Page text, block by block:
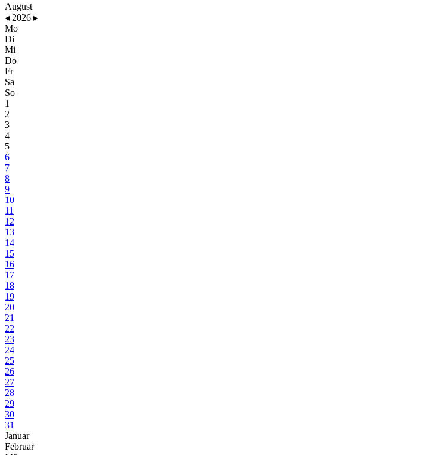
August
◂ 2026 ▸
Mo
Di
Mi
Do
Fr
Sa
So
1
2
3
4
5
6
7
8
9
10
11
12
13
14
15
16
17
18
19
20
21
22
23
24
25
26
27
28
29
30
31
Januar
Februar